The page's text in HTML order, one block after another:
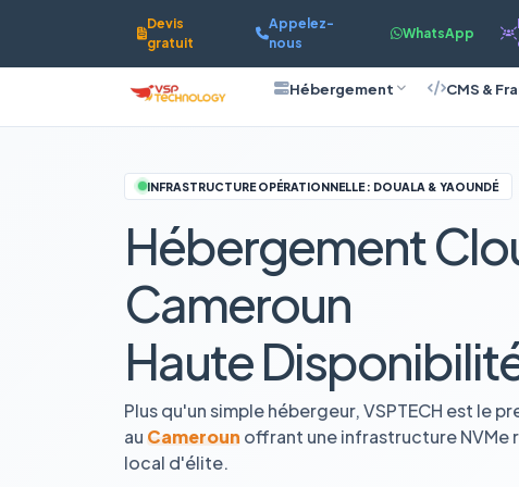
Devis
gratuit
Appelez-
nous
WhatsApp
Hébergement CMS &
INFRASTRUCTURE OPÉRATIONNELLE : DOUALA & YAOUNDÉ
Hébergement
Cameroun
Haute
Plus qu'un simple hébergeur, VSPTECH est le
au Cameroun offrant une infrastructure NVMe
local d'élite.